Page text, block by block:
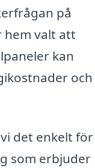
på
hem valt att
kan
och
det enkelt för
som erbjuder